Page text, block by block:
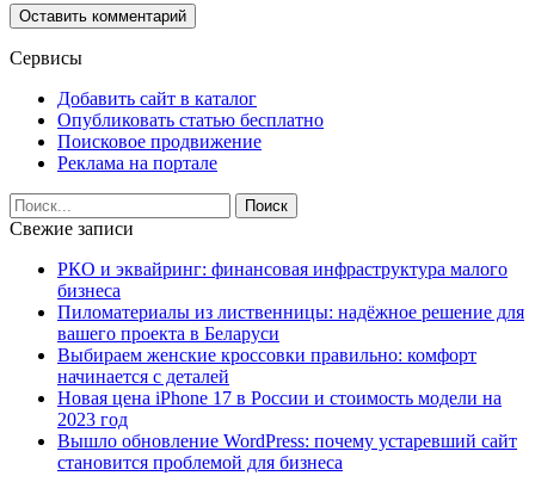
Сервисы
Добавить сайт в каталог
Опубликовать статью бесплатно
Поисковое продвижение
Реклама на портале
Свежие записи
РКО и эквайринг: финансовая инфраструктура малого
бизнеса
Пиломатериалы из лиственницы: надёжное решение для
вашего проекта в Беларуси
Выбираем женские кроссовки правильно: комфорт
начинается с деталей
Новая цена iPhone 17 в России и стоимость модели на
2023 год
Вышло обновление WordPress: почему устаревший сайт
становится проблемой для бизнеса